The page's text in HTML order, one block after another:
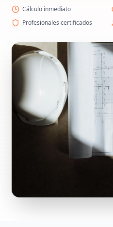
Cálculo inmediato
Profesionales certificados